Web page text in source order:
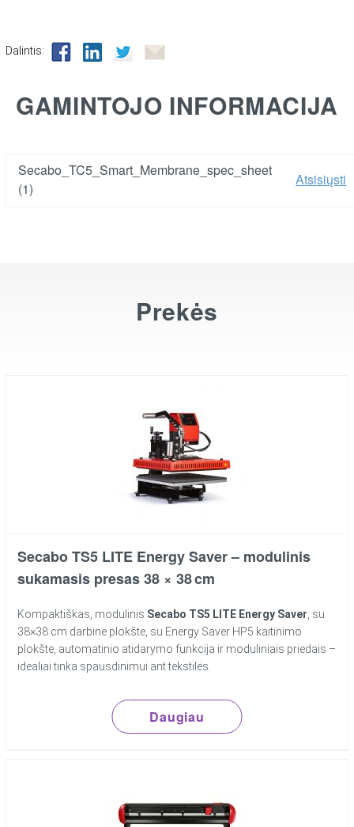
Dalintis:
GAMINTOJO INFORMACIJA
Secabo_TC5_Smart_Membrane_spec_sheet
(1)
Atsisiųsti
Prekės
Secabo TS5 LITE Energy Saver – modulinis
sukamasis presas 38 × 38 cm
Kompaktiškas, modulinis Secabo TS5 LITE Energy Saver , su
38×38 cm darbine plokšte, su Energy Saver HP5 kaitinimo
plokšte, automatinio atidarymo funkcija ir moduliniais priedais –
idealiai tinka spausdinimui ant tekstilės.
Daugiau